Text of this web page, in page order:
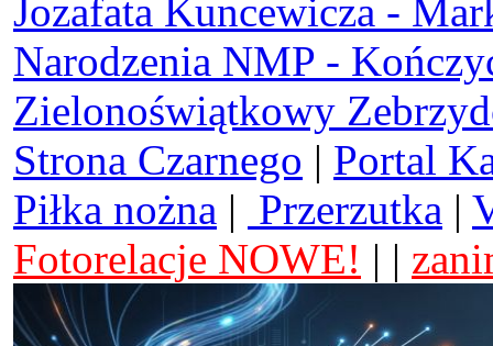
Jozafata Kuncewicza -
Narodzenia NMP -
Zielonoświątkowy
Strona Czarnego | Portal
Piłka nożna | Przerzutka |
Fotorelacje NOWE! | |